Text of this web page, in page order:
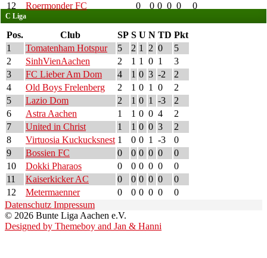
12
Roermonder FC 0 0 0 0 0 0
C Liga
Pos. Club SP S U N TD Pkt
1
Tomatenham Hotspur 5 2 1 2 0
5
2
SinhVienAachen 2 1 1 0 1
3
3
FC Lieber Am Dom 4 1 0 3 -2
2
4
Old Boys Frelenberg 2 1 0 1 0
2
5
Lazio Dom 2 1 0 1 -3
2
6
Astra Aachen 1 1 0 0 4
2
7
United in Christ 1 1 0 0 3
2
8
Virtuosia Kuckucksnest 1 0 0 1 -3
0
9
Bossien FC 0 0 0 0 0
0
10
Dokki Pharaos 0 0 0 0 0
0
11
Kaiserkicker AC 0 0 0 0 0
0
12
Metermaenner 0 0 0 0 0
0
Datenschutz Impressum
© 2026 Bunte Liga Aachen e.V.
Designed by Themeboy and Jan & Hanni